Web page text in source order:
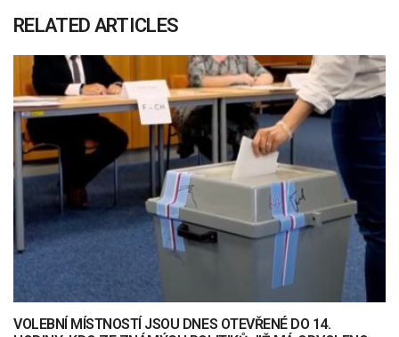
RELATED ARTICLES
VOLEBNÍ MÍSTNOSTÍ JSOU DNES OTEVŘENÉ DO 14.